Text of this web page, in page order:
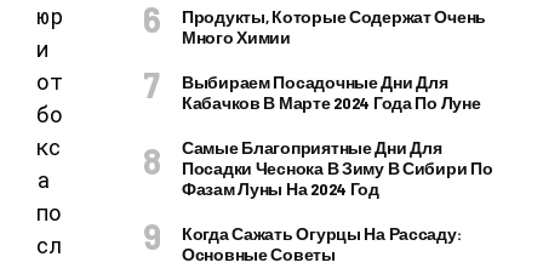
Продукты, Которые Содержат Очень
Много Химии
Выбираем Посадочные Дни Для
Кабачков В Марте 2024 Года По Луне
Самые Благоприятные Дни Для
Посадки Чеснока В Зиму В Сибири По
Фазам Луны На 2024 Год
Когда Сажать Огурцы На Рассаду:
Основные Советы